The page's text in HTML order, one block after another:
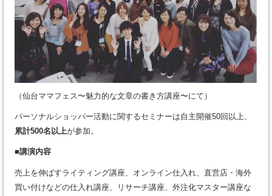
（仙台ママフェス〜魅力的な文章の書き方講座〜にて）
パーソナルショッパー活動に関するセミナーは自主開催50回以上、
累計500名以上が参加。
■講演内容
売上を伸ばすライティング講座、オンライン仕入れ、直営店・海外
買い付けなどの仕入れ講座、リサーチ講座、外注化マスター講座な